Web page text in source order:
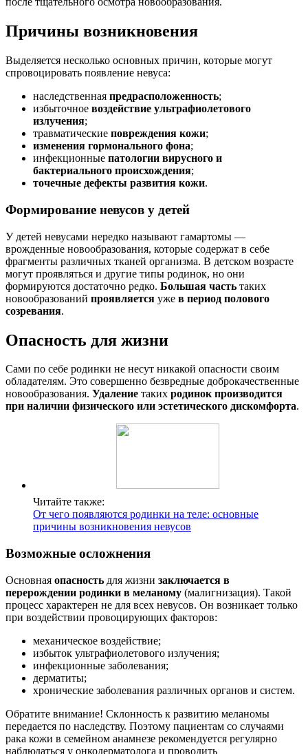
Причины возникновения
Выделяется несколько основных причин, которые могут
спровоцировать появление невуса:
наследственная предрасположенность;
избыточное воздействие ультрафиолетового
излучения;
травматические повреждения кожи;
изменения гормонального фона;
инфекционные патологии вирусного и
бактериального происхождения;
точечные дефекты развития кожи.
Формирование невусов у детей
У детей невусами нередко называют гамартомы —
врожденные новообразования, которые содержат в себе
фрагменты различных тканей организма. В детском возрасте
могут проявляться и другие типы родинок, но они
формируются достаточно редко. Большая часть таких
новообразований проявляется уже в период полового
созревания.
Опасность для жизни
Сами по себе родинки не несут никакой опасности своим
обладателям. Это совершенно безвредные доброкачественные
новообразования. Удаление таких родинокпроизводится
при наличии физического или эстетического дискомфорта.
Читайте также:
От чего появляются родинки на теле: основные
причины возникновения невусов
Возможные осложнения
Основная опасность для жизни заключается в
перерождении родинки в меланому (малигнизация). Такой
процесс характерен не для всех невусов. Он возникает только
при воздействии провоцирующих факторов:
механическое воздействие;
избыток ультрафиолетового излучения;
инфекционные заболевания;
дерматиты;
хронические заболевания различных органов и систем.
Обратите внимание! Склонность к развитию меланомы
передается по наследству. Поэтому пациентам со случаями
рака кожи в семейном анамнезе рекомендуется регулярно
наблюдаться у онкодерматолога и проводить